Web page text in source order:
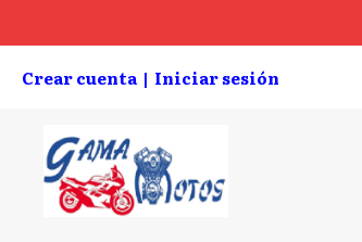
Crear cuenta | Iniciar sesión